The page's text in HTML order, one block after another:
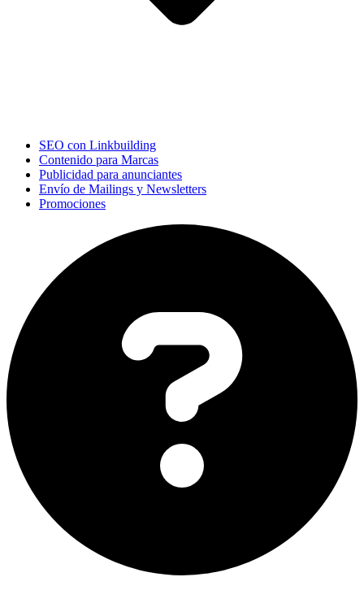
SEO con Linkbuilding
Contenido para Marcas
Publicidad para anunciantes
Envío de Mailings y Newsletters
Promociones